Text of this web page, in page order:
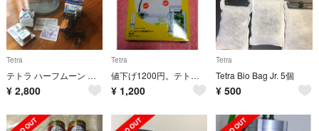
Tetra
テトラ ハーフムーン フィルター タイマー セット
¥ 2,800
Tetra
値下げ1200円。テトラミニライトML-5Ww
¥ 1,200
Tetra
Tetra Bio Bag Jr. 5個
¥ 500